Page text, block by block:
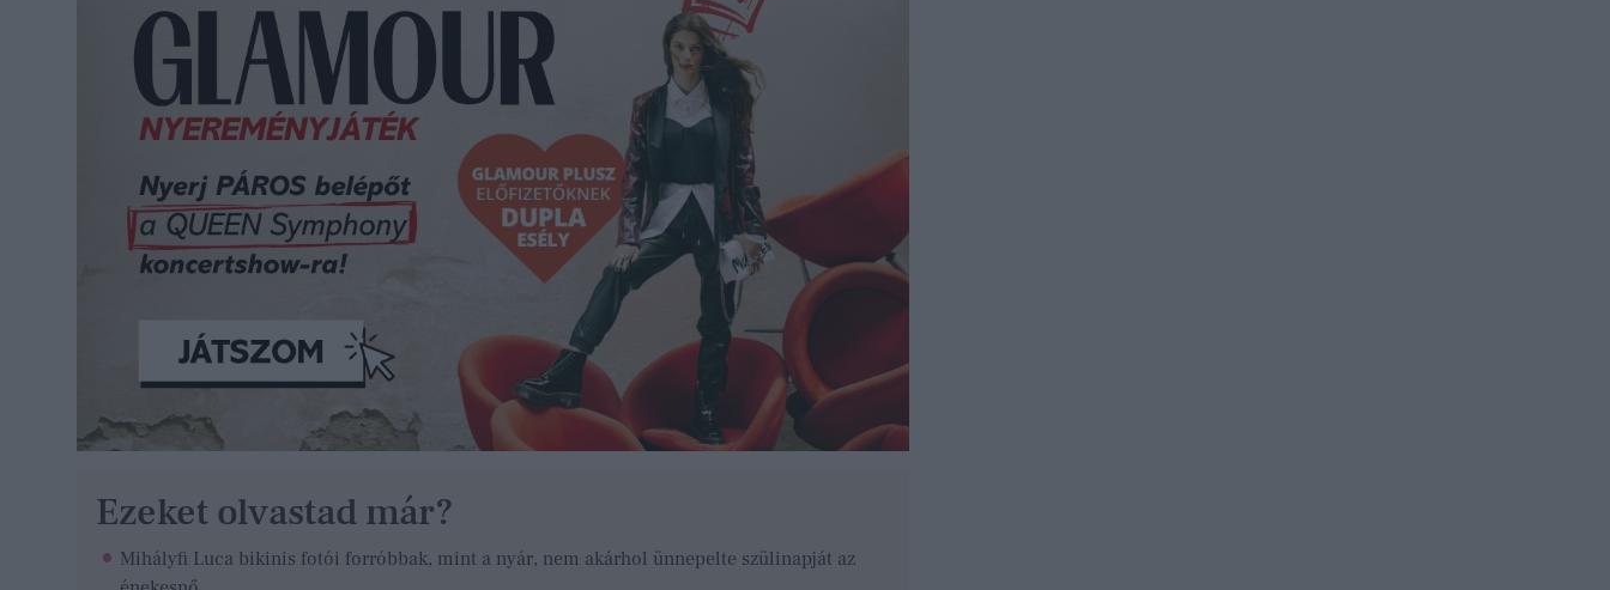
Ezeket olvastad már?
Mihályfi Luca bikinis fotói forróbbak, mint a nyár, nem akárhol ünnepelte szülinapját az